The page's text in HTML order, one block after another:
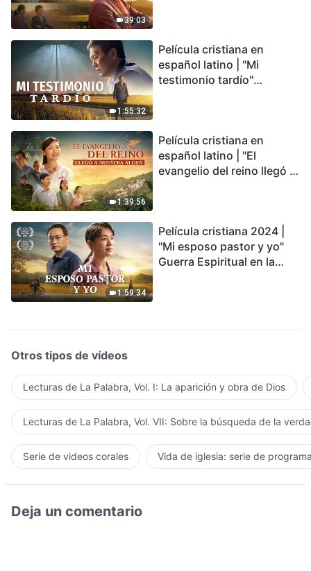
39:03
1:55:32
Película cristiana en
español latino | "Mi
testimonio tardío"
conmovedor
1:39:56
Película cristiana en
español latino | "El
evangelio del reino llegó a
1:59:34
Película cristiana 2024 |
"Mi esposo pastor y yo"
Guerra Espiritual en la
Otros tipos de vídeos
Lecturas de La Palabra, Vol. I: La aparición y obra de Dios
Lecturas de La Palabra, Vol. VII: Sobre la búsqueda de la
Serie de videos corales Vida de iglesia: serie de
Deja un comentario